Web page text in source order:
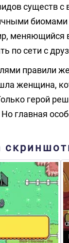
существ
биомами
меняющийся
по сети с
правили
женщина,
герой
главная